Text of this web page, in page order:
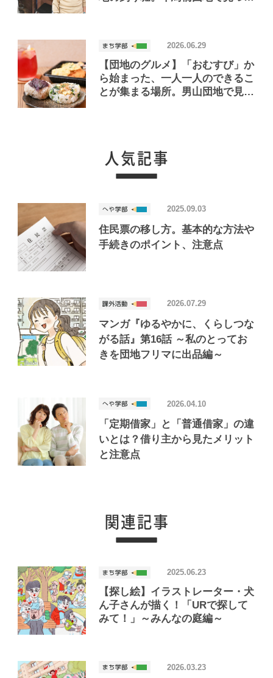
【団地のグルメ】「おむすび」か
ら始まった、一人一人のできるこ
とが集まる場所。男山団地で見つ
2026.06.29
住民票の移し方。基本的な方法や
手続きのポイント、注意点
2025.09.03
マンガ『ゆるやかに、くらしつな
がる話』第16話 ～私のとってお
きを団地フリマに出品編～
2026.07.29
「定期借家」と「普通借家」の違
いとは？借り主から見たメリット
と注意点
2026.04.10
【探し絵】イラストレーター・犬
ん子さんが描く！「URで探して
みて！」～みんなの庭編～
2025.06.23
2026.03.23